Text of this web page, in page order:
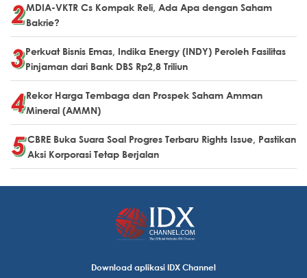
MDIA-VKTR Cs Kompak Reli, Ada Apa dengan Saham
Bakrie?
Perkuat Bisnis Emas, Indika Energy (INDY) Peroleh Fasilitas
Pinjaman dari Bank DBS Rp2,8 Triliun
Rekor Harga Tembaga dan Prospek Saham Amman
Mineral (AMMN)
CBRE Buka Suara Soal Progres Terbaru Rights Issue, Pastikan
Aksi Korporasi Tetap Berjalan
Download aplikasi IDX Channel